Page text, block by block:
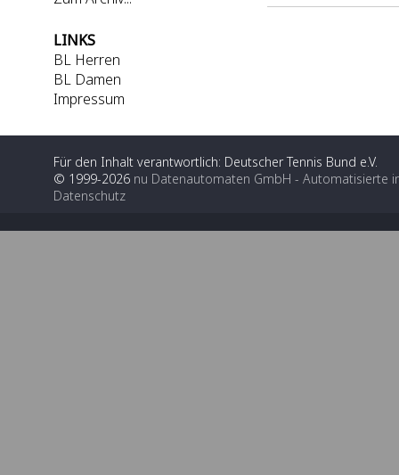
LINKS
BL Herren
BL Damen
Impressum
Für den Inhalt verantwortlich: Deutscher Tennis Bund e.V.
© 1999-2026 nu Datenautomaten GmbH - Automatisierte
Datenschutz